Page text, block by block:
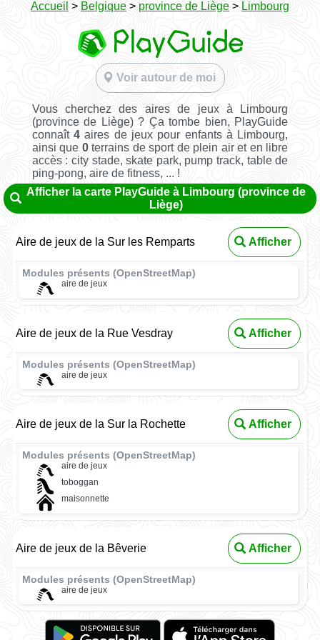
Accueil > Belgique > province de Liège > Limbourg
Voir autour de moi
Vous cherchez des aires de jeux à Limbourg
(province de Liège) ? Ça tombe bien, PlayGuide
connaît4 aires de jeux pour enfants à Limbourg,
ainsi que 0terrains de sport de plein air et en libre
accès : city stade, skate park, pump track, table de
ping-pong, aire de fitness, ... !
Afficher la carte PlayGuide à Limbourg (province de
Liège)
Aire de jeux de la Sur les Remparts Afficher
Modules présents (OpenStreetMap)
aire de jeux
Aire de jeux de la Rue Vesdray Afficher
Modules présents (OpenStreetMap)
aire de jeux
Aire de jeux de la Sur la Rochette Afficher
Modules présents (OpenStreetMap)
aire de jeux
toboggan
maisonnette
Aire de jeux de la Bêverie Afficher
Modules présents (OpenStreetMap)
aire de jeux